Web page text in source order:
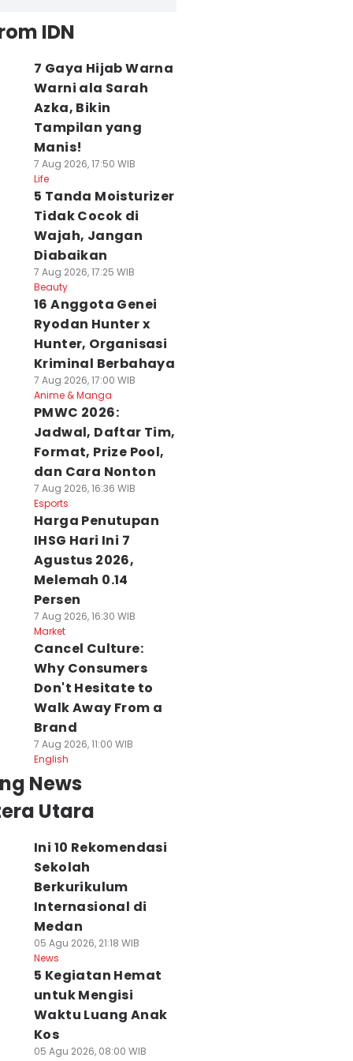
IDN
7 Gaya Hijab Warna
Warni ala Sarah
Azka, Bikin
Tampilan yang
Manis!
7 Aug 2026, 17:50 WIB
Life
5 Tanda Moisturizer
Tidak Cocok di
Wajah, Jangan
Diabaikan
7 Aug 2026, 17:25 WIB
Beauty
16 Anggota Genei
Ryodan Hunter x
Hunter, Organisasi
Kriminal Berbahaya
7 Aug 2026, 17:00 WIB
Anime & Manga
PMWC 2026:
Jadwal, Daftar Tim,
Format, Prize Pool,
dan Cara Nonton
7 Aug 2026, 16:36 WIB
Esports
Harga Penutupan
IHSG Hari Ini 7
Agustus 2026,
Melemah 0.14
Persen
7 Aug 2026, 16:30 WIB
Market
Cancel Culture:
Why Consumers
Don't Hesitate to
Walk Away From a
Brand
7 Aug 2026, 11:00 WIB
English
News
Utara
Ini 10 Rekomendasi
Sekolah
Berkurikulum
Internasional di
Medan
05 Agu 2026, 21:18 WIB
News
5 Kegiatan Hemat
untuk Mengisi
Waktu Luang Anak
Kos
05 Agu 2026, 08:00 WIB